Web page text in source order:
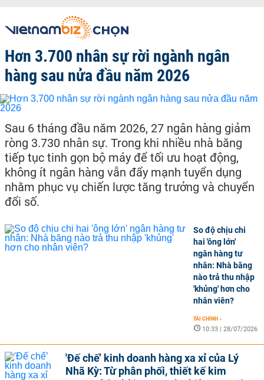
Hơn 3.700 nhân sự rời ngành ngân
hàng sau nửa đầu năm 2026
Sau 6 tháng đầu năm 2026, 27 ngân hàng giảm
ròng 3.730 nhân sự. Trong khi nhiều nhà băng
tiếp tục tinh gọn bộ máy để tối ưu hoạt động,
không ít ngân hàng vẫn đẩy mạnh tuyển dụng
nhằm phục vụ chiến lược tăng trưởng và chuyển
đổi số.
So độ chịu chi
hai 'ông lớn'
ngân hàng tư
nhân: Nhà băng
nào trả thu nhập
'khủng' hơn cho
nhân viên?
TÀI CHÍNH -
10:33 | 28/07/2026
'Đế chế’ kinh doanh hàng xa xỉ của Lý
Nhã Kỳ: Từ phân phối, thiết kế kim